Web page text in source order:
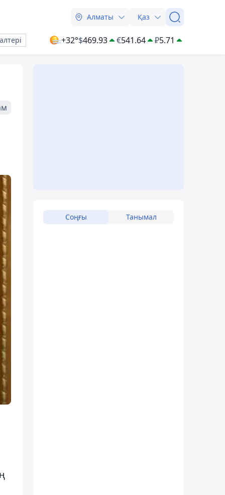
Алматы Қаз
+32°$469.93 €541.64 ₽5.71
Соңғы Танымал